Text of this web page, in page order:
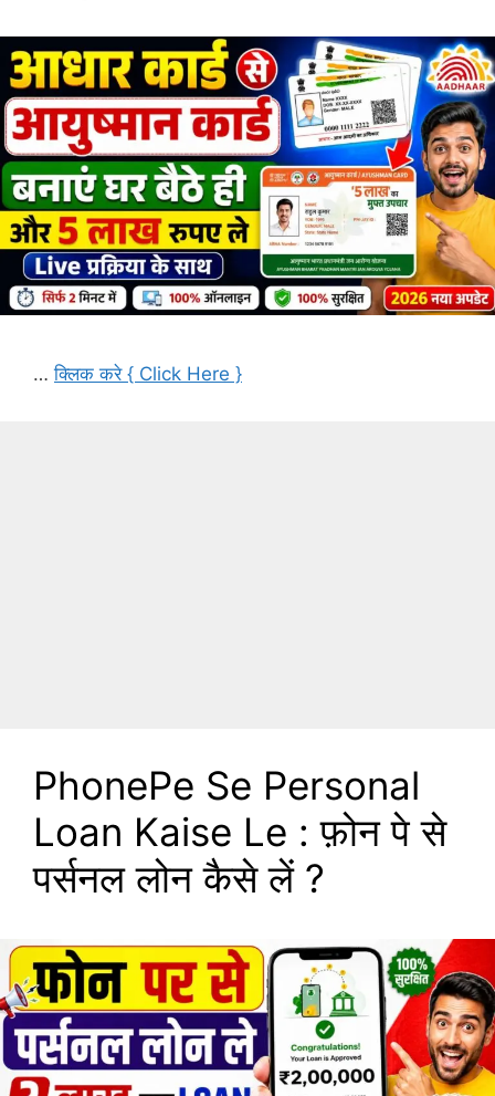
…क्लिक करे { Click Here }
PhonePe Se Personal
Loan Kaise Le : फ़ोन पे से
पर्सनल लोन कैसे लें ?